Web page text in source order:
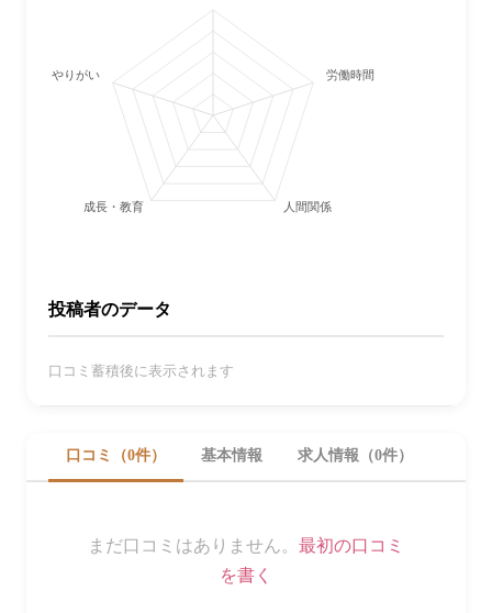
労働時間・休日
人間関係
成長・教育
やりがい
投稿者のデータ
口コミ蓄積後に表示されます
口コミ（0件） 基本情報 求人情報（0件）
まだ口コミはありません。 最初の口コミ
を書く